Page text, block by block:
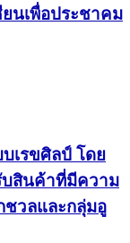
นเพื่อประชาคม
เรขศิลป์ โดย
สินค้าที่มีความ
ชวลและกลุ่มอู